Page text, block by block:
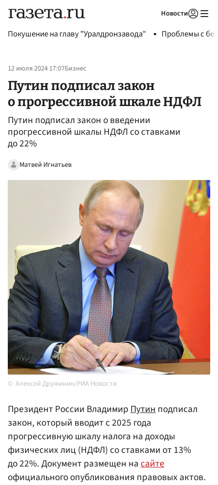
Новости
Покушение на главу "Уралдронзавода" Проблемы с
12 июля 2024 17:07Бизнес
Путин подписал закон
о прогрессивной шкале НДФЛ
Путин подписал закон о введении
прогрессивной шкалы НДФЛ со ставками
до 22%
Матвей Игнатьев
Алексей Дружинин/РИА Новости
Президент России ВладимирПутинподписал
закон, который вводит с 2025 года
прогрессивную шкалу налога на доходы
физических лиц (НДФЛ) со ставками от 13%
до 22%. Документ размещен насайте
официального опубликования правовых актов.